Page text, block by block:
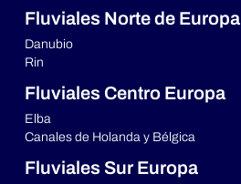
Fluviales Norte de Europa
Danubio
Rin
Fluviales Centro Europa
Elba
Canales de Holanda y Bélgica
Fluviales Sur Europa